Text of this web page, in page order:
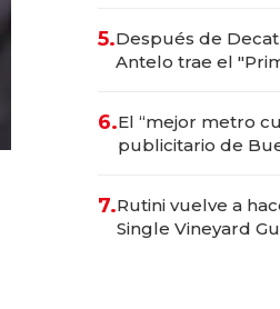
5.Después de
Antelo trae el
6.El “mejor metro
publicitario de
autos
7.Rutini vuelve a
Single Vineyard